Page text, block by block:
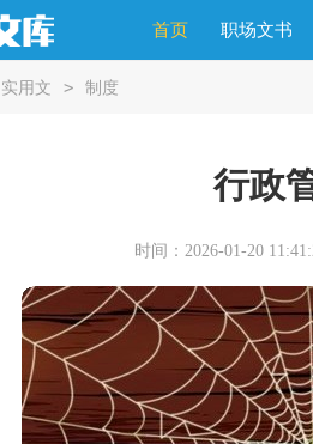
首页 职场文书
实用文 > 制度
行政
时间：2026-01-20